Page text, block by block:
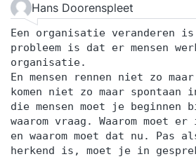
Hans Doorenspleet
Een organisatie veranderen
probleem is dat er mensen
organisatie.
En mensen rennen niet zo
komen niet zo maar spontaan
die mensen moet je
waarom vraag. Waarom moet
en waarom moet dat nu. Pas
herkend is, moet je in